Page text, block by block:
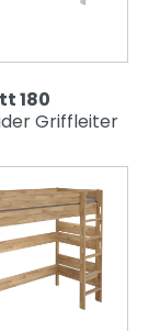
180
Griffleiter